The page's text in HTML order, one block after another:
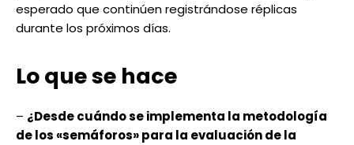
esperado que continúen registrándose réplicas
durante los próximos días.
Lo que se hace
– ¿Desde cuándo se implementa la metodología
de los «semáforos» para la evaluación de la